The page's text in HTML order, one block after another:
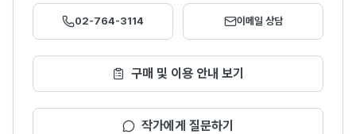
02-764-3114 이메일 상담
구매 및 이용 안내 보기
작가에게 질문하기